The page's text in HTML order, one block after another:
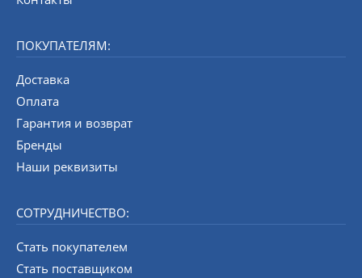
СОТРУДНИЧЕСТВО:
Стать покупателем
Стать поставщиком
ПОКУПАТЕЛЯМ:
Доставка
Оплата
Гарантия и возврат
Бренды
Наши реквизиты